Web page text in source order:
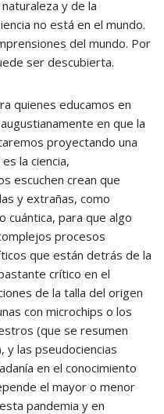
y de la
no está en el mundo.
del mundo. Por
ser descubierta.
quienes educamos en
en que la
proyectando una
la ciencia,
escuchen crean que
y extrañas, como
cuántica, para que algo
procesos
que están detrás de la
crítico en el
de la talla del origen
con microchips o los
(que se resumen
y las pseudociencias
en el conocimiento
el mayor o menor
pandemia y en